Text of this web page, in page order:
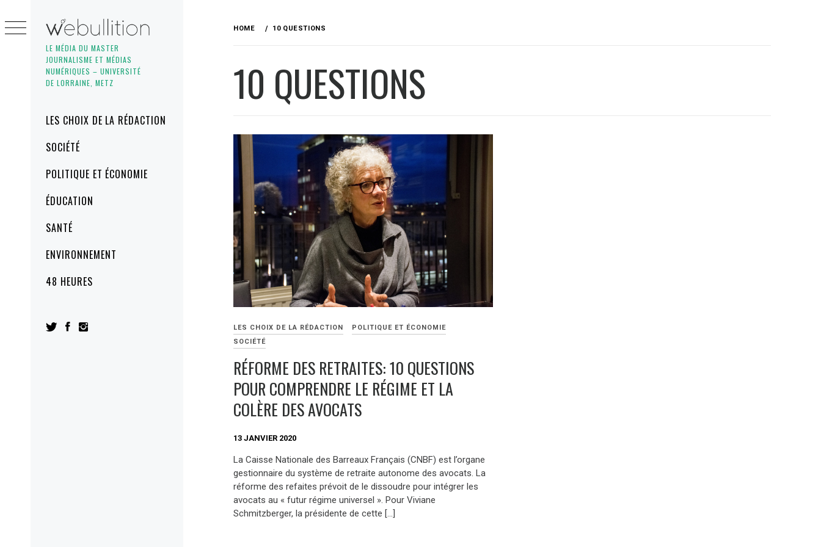
LE MÉDIA DU MASTER
JOURNALISME ET MÉDIAS
NUMÉRIQUES – UNIVERSITÉ
DE LORRAINE, METZ
MenuLES CHOIX DE LA RÉDACTION
SOCIÉTÉ
POLITIQUE ET ÉCONOMIE
ÉDUCATION
SANTÉ
ENVIRONNEMENT
48 HEURES
to
content
HOME 10 QUESTIONS
10 QUESTIONS
LES CHOIX DE LA RÉDACTION
POLITIQUE ET ÉCONOMIE
SOCIÉTÉ
RÉFORME DES RETRAITES: 10 QUESTIONS
POUR COMPRENDRE LE RÉGIME ET LA
COLÈRE DES AVOCATS
13 JANVIER 2020
La Caisse Nationale des Barreaux Français (CNBF) est l’organe
gestionnaire du système de retraite autonome des avocats. La
réforme des refaites prévoit de le dissoudre pour intégrer les
avocats au « futur régime universel ». Pour Viviane
Schmitzberger, la présidente de cette […]